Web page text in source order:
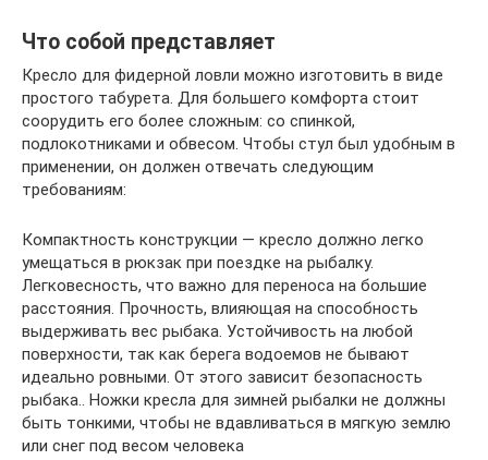
Что собой представляет
Кресло для фидерной ловли можно изготовить в виде
простого табурета. Для большего комфорта стоит
соорудить его более сложным: со спинкой,
подлокотниками и обвесом. Чтобы стул был удобным в
применении, он должен отвечать следующим
требованиям:
Компактность конструкции — кресло должно легко
умещаться в рюкзак при поездке на рыбалку.
Легковесность, что важно для переноса на большие
расстояния. Прочность, влияющая на способность
выдерживать вес рыбака. Устойчивость на любой
поверхности, так как берега водоемов не бывают
идеально ровными. От этого зависит безопасность
рыбака.. Ножки кресла для зимней рыбалки не должны
быть тонкими, чтобы не вдавливаться в мягкую землю
или снег под весом человека